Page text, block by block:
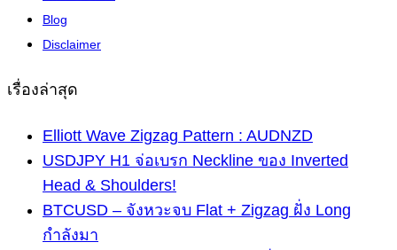
Blog
Disclaimer
เรื่องล่าสุด
Elliott Wave Zigzag Pattern : AUDNZD
USDJPY H1 จ่อเบรก Neckline ของ Inverted
Head & Shoulders!
BTCUSD – จังหวะจบ Flat + Zigzag ฝั่ง Long
กำลังมา